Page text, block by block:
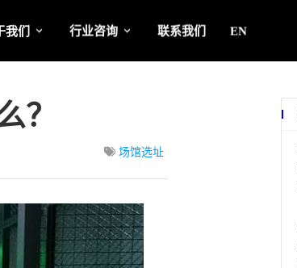
我们 行业咨询 联系我们 EN
？
场馆选址